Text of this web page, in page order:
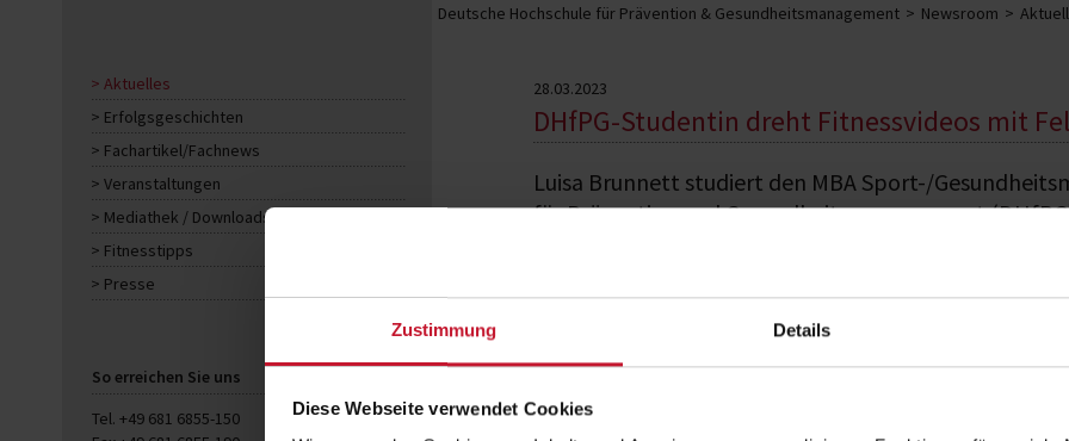
Zustimmung Details
Diese Webseite verwendet Cookies
Aktuelles
Erfolgsgeschichten
Fachartikel/Fachnews
Veranstaltungen
Mediathek / Downloads
Fitnesstipps
Presse
So erreichen Sie uns
Tel. +49 681 6855-150
Deutsche Hochschule für Prävention & Gesundheitsmanagement Newsroom
28.03.2023
DHfPG-Studentin dreht Fitnessvideos mit
Luisa Brunnett studiert den MBA Sport-/
für Prävention und Gesundheitsmanagement
Privaten Krankenversicherung durfte sie nicht nur
Im Rahmen ihres Praktikums hatte
Trainingskonzept für die Reihe
Skifahrer Felix Neureuther als
die Versicherte zu Hause
"Wir entschieden uns, eine zweite